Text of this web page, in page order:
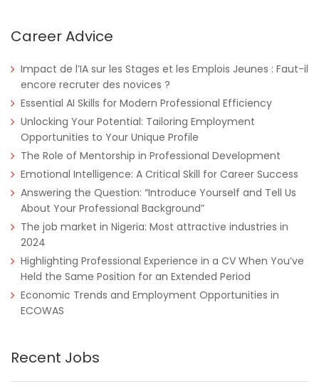
Nigeria Africa Label Group
Tanzania Educate! Full Time
Career Advice
Impact de l’IA sur les Stages et les Emplois Jeunes : Faut-il
encore recruter des novices ?
Essential AI Skills for Modern Professional Efficiency
Unlocking Your Potential: Tailoring Employment
Opportunities to Your Unique Profile
The Role of Mentorship in Professional Development
Emotional Intelligence: A Critical Skill for Career Success
Answering the Question: “Introduce Yourself and Tell Us
About Your Professional Background”
The job market in Nigeria: Most attractive industries in
2024
Highlighting Professional Experience in a CV When You’ve
Held the Same Position for an Extended Period
Economic Trends and Employment Opportunities in
ECOWAS
Recent Jobs